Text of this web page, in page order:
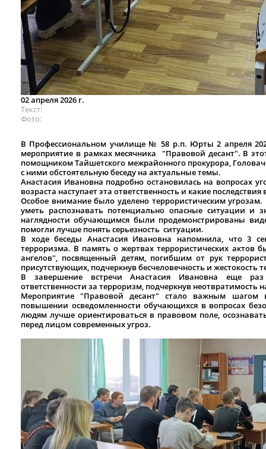
02 апреля 2026 г.
Текст
Фото
В Профессиональном училище № 58 р.п. Юрты 2 апреля
мероприятие в рамках месячника "Правовой десант". В
помощником Тайшетского межрайонного прокурора,
с ними обстоятельную беседу на актуальные темы.
Анастасия Ивановна подробно остановилась на вопросах
возраста наступает эта ответственность и какие
Особое внимание было уделено террористическим
уметь распознавать потенциально опасные ситуации и
наглядности обучающимся были продемонстрированы
помогли лучше понять серьезность ситуации.
В ходе беседы Анастасия Ивановна напомнила, что 3
терроризма. В память о жертвах террористических актов
ангелов", посвященный детям, погибшим от рук
присутствующих, подчеркнув бесчеловечность и жестокость
В завершение встречи Анастасия Ивановна еще
ответственности за терроризм, подчеркнув неотвратимость
Мероприятие "Правовой десант" стало важным шагом
повышении осведомленности обучающихся в вопросах
людям лучше ориентироваться в правовом поле,
перед лицом современных угроз.